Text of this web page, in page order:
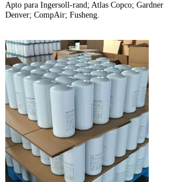
Apto para Ingersoll-rand; Atlas Copco; Gardner
Denver; CompAir; Fusheng.